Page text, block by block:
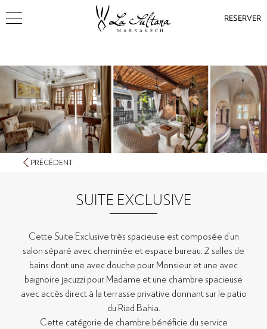
RESERVER
SUITE EXCLUSIVE
Cette Suite Exclusive très spacieuse est composée d’un
salon séparé avec cheminée et espace bureau, 2 salles de
bains dont une avec douche pour Monsieur et une avec
baignoire jacuzzi pour Madame et une chambre spacieuse
avec accès direct à la terrasse privative donnant sur le patio
du Riad Bahia.
Cette catégorie de chambre bénéficie du service
PRÉCÉDENT